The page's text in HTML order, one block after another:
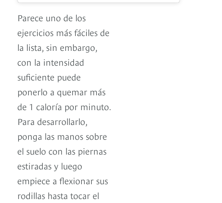
Parece uno de los
ejercicios más fáciles de
la lista, sin embargo,
con la intensidad
suficiente puede
ponerlo a quemar más
de 1 caloría por minuto.
Para desarrollarlo,
ponga las manos sobre
el suelo con las piernas
estiradas y luego
empiece a flexionar sus
rodillas hasta tocar el